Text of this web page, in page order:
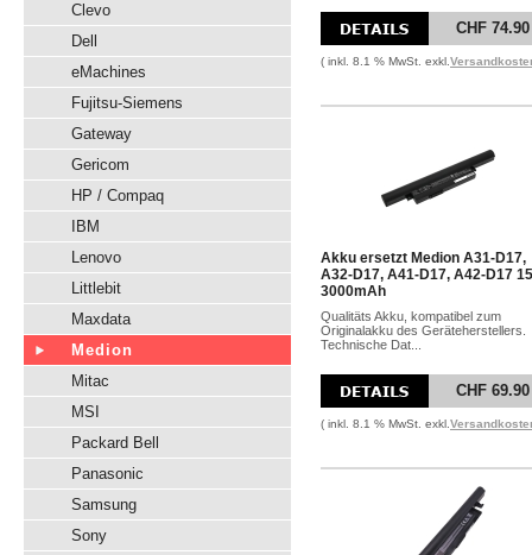
Clevo
Dell
eMachines
Fujitsu-Siemens
Gateway
Gericom
HP / Compaq
IBM
Lenovo
Littlebit
Maxdata
Medion
Mitac
MSI
Packard Bell
Panasonic
Samsung
Sony
CHF 74.90
( inkl. 8.1 % MwSt. exkl.
Akku ersetzt Medion A31-D17,
A32-D17, A41-D17, A42-D17
3000mAh
Qualitäts Akku, kompatibel zum
Originalakku des Geräteherstellers.
Technische Dat...
CHF 69.90
( inkl. 8.1 % MwSt. exkl.